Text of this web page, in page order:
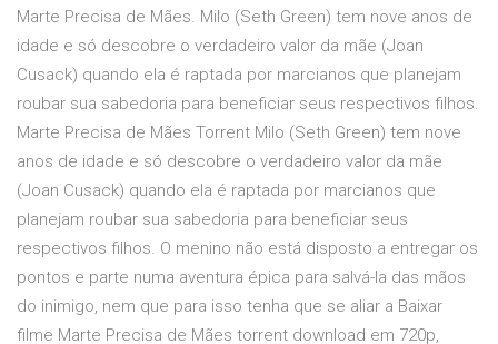
Marte Precisa de Mães. Milo (Seth Green) tem nove anos de
idade e só descobre o verdadeiro valor da mãe (Joan
Cusack) quando ela é raptada por marcianos que planejam
roubar sua sabedoria para beneficiar seus respectivos filhos.
Marte Precisa de Mães Torrent Milo (Seth Green) tem nove
anos de idade e só descobre o verdadeiro valor da mãe
(Joan Cusack) quando ela é raptada por marcianos que
planejam roubar sua sabedoria para beneficiar seus
respectivos filhos. O menino não está disposto a entregar os
pontos e parte numa aventura épica para salvá-la das mãos
do inimigo, nem que para isso tenha que se aliar a Baixar
filme Marte Precisa de Mães torrent download em 720p,